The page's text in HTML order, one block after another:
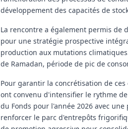
développement des capacités de
La rencontre a également permis de
pour une stratégie prospective
production aux mutations
de Ramadan, période de pic de
Pour garantir la concrétisation de
ont convenu d'intensifier le rythme
du Fonds pour l'année 2026 avec
renforcer le parc d'entrepôts